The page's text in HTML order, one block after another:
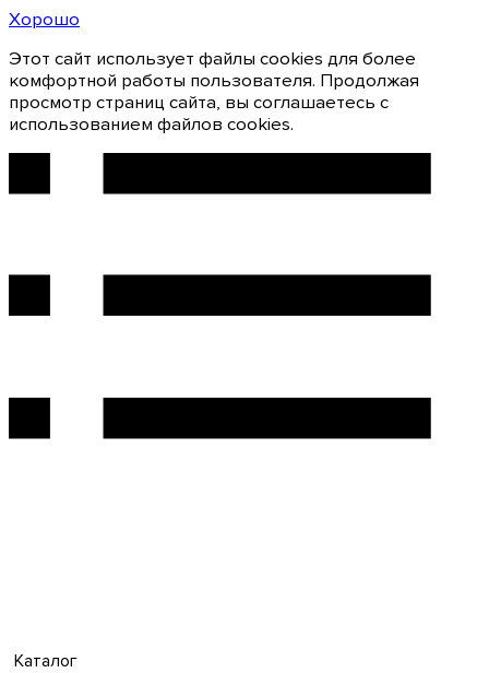
Хорошо
Этот сайт использует файлы cookies для более
комфортной работы пользователя. Продолжая
просмотр страниц сайта, вы соглашаетесь с
использованием файлов cookies.
Каталог